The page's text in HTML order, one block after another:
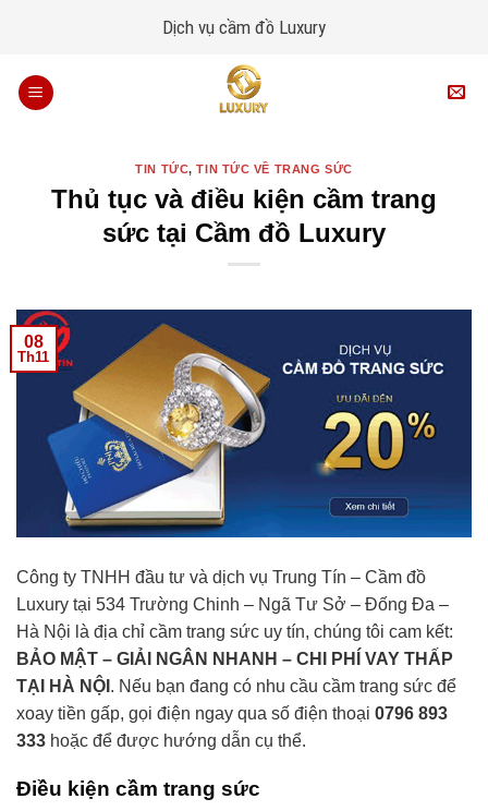
Dịch vụ cầm đồ Luxury
TIN TỨC,TIN TỨC VỀ TRANG SỨC
Thủ tục và điều kiện cầm trang
sức tại Cầm đồ Luxury
08
Th11
Công ty TNHH đầu tư và dịch vụ Trung Tín – Cầm đồ
Luxury tại 534 Trường Chinh – Ngã Tư Sở – Đống Đa –
Hà Nội là địa chỉ cầm trang sức uy tín, chúng tôi cam kết:
BẢO MẬT – GIẢI NGÂN NHANH – CHI PHÍ VAY THẤP
TẠI HÀ NỘI . Nếu bạn đang có nhu cầu cầm trang sức để
xoay tiền gấp, gọi điện ngay qua số điện thoại 0796 893
333 hoặc để được hướng dẫn cụ thể.
Điều kiện cầm trang sức